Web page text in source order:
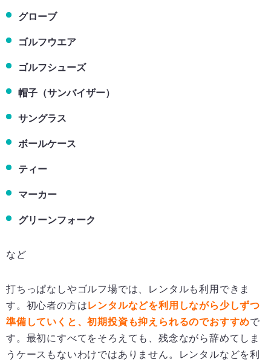
グローブ
ゴルフウエア
ゴルフシューズ
帽子（サンバイザー）
サングラス
ボールケース
ティー
マーカー
グリーンフォーク
など
打ちっぱなしやゴルフ場では、レンタルも利用できま
す。初心者の方はレンタルなどを利用しながら少しずつ
準備していくと、初期投資も抑えられるのでおすすめで
す。最初にすべてをそろえても、残念ながら辞めてしま
うケースもないわけではありません。レンタルなどを利